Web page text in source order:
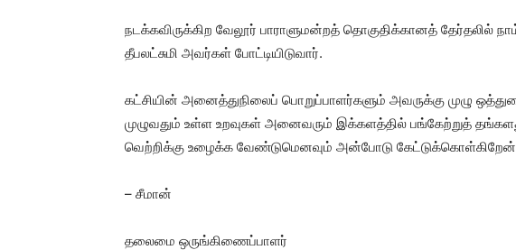
நடக்கவிருக்கிற வேலூர் பாராளுமன்றத் தொகுதிக்கானத் தேர்தலில்
தீபலட்சுமி அவர்கள் போட்டியிடுவார்.
கட்சியின் அனைத்துநிலைப் பொறுப்பாளர்களும் அவருக்கு முழு
முழுவதும் உள்ள உறவுகள் அனைவரும் இக்களத்தில் பங்கேற்றுத்
வெற்றிக்கு உழைக்க வேண்டுமெனவும் அன்போடு
– சீமான்
தலைமை ஒருங்கிணைப்பாளர்